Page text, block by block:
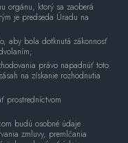
orgánu, ktorý sa zaoberá
je predseda Úradu na
aby bola dotknutá zákonnosť
právo napadnúť toto
na získanie rozhodnutia
prostredníctvom
budú osobné údaje
zmluvy, premlčania